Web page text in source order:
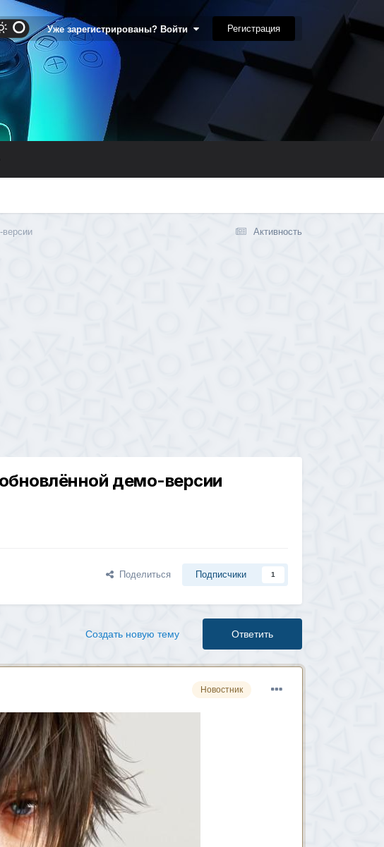
Уже зарегистрированы? Войти Регистрация
Активность
демо-версии
Поделиться Подписчики 1
Ответить
Создать новую тему
Новостник